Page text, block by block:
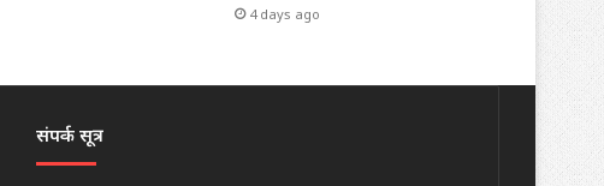
4 days ago
संपर्क सूत्र